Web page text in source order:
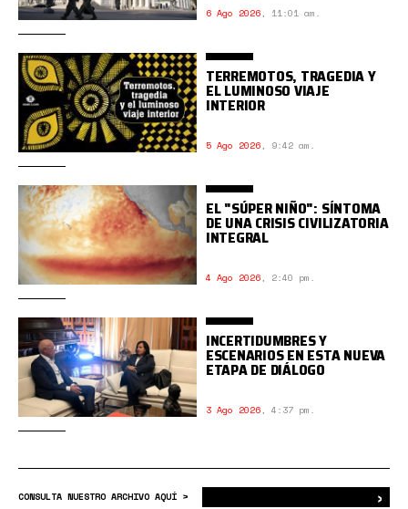
6 Ago 2026, 11:01 am.
TERREMOTOS, TRAGEDIA Y
EL LUMINOSO VIAJE
INTERIOR
5 Ago 2026, 9:42 am.
EL "SÚPER NIÑO": SÍNTOMA
DE UNA CRISIS CIVILIZATORIA
INTEGRAL
4 Ago 2026, 2:40 pm.
INCERTIDUMBRES Y
ESCENARIOS EN ESTA NUEVA
ETAPA DE DIÁLOGO
3 Ago 2026, 4:37 pm.
CONSULTA NUESTRO ARCHIVO AQUÍ > ›